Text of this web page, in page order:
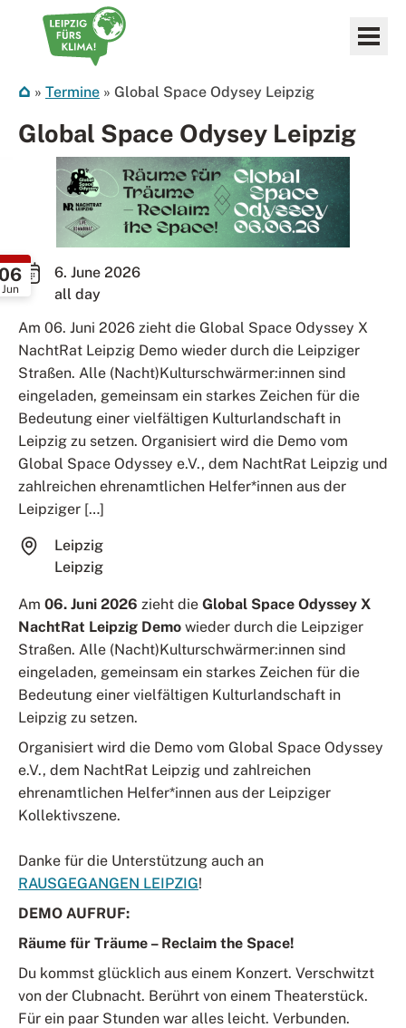
Zum Inhalt springen
Leipzig fürs Klima
» Termine » Global Space Odysey Leipzig
Global Space Odysey Leipzig
Jun
6. June 2026
all day
Am 06. Juni 2026 zieht die Global Space Odyssey X
NachtRat Leipzig Demo wieder durch die Leipziger
Straßen. Alle (Nacht)Kulturschwärmer:innen sind
eingeladen, gemeinsam ein starkes Zeichen für die
Bedeutung einer vielfältigen Kulturlandschaft in
Leipzig zu setzen. Organisiert wird die Demo vom
Global Space Odyssey e.V., dem NachtRat Leipzig und
zahlreichen ehrenamtlichen Helfer*innen aus der
Leipziger […]
Leipzig
Leipzig
Am 06. Juni 2026 zieht die Global Space Odyssey X
NachtRat Leipzig Demo wieder durch die Leipziger
Straßen. Alle (Nacht)Kulturschwärmer:innen sind
eingeladen, gemeinsam ein starkes Zeichen für die
Bedeutung einer vielfältigen Kulturlandschaft in
Leipzig zu setzen.
Organisiert wird die Demo vom Global Space Odyssey
e.V., dem NachtRat Leipzig und zahlreichen
ehrenamtlichen Helfer*innen aus der Leipziger
Kollektivszene.
Danke für die Unterstützung auch an
RAUSGEGANGEN LEIPZIG!
DEMO AUFRUF:
Räume für Träume – Reclaim the Space!
Du kommst glücklich aus einem Konzert. Verschwitzt
von der Clubnacht. Berührt von einem Theaterstück.
Für ein paar Stunden war alles leicht. Verbunden.